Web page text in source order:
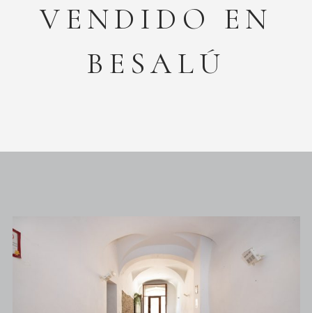
VENDIDO EN
BESALÚ